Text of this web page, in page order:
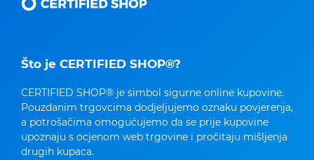
Što je CERTIFIED SHOP®?
CERTIFIED SHOP® je simbol sigurne online kupovine.
Pouzdanim trgovcima dodjeljujemo oznaku povjerenja,
a potrošačima omogućujemo da se prije kupovine
upoznaju s ocjenom web trgovine i pročitaju mišljenja
drugih kupaca.